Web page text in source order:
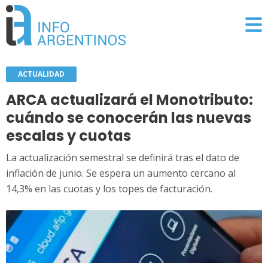
ACTUALIDAD
ARCA actualizará el Monotributo:
cuándo se conocerán las nuevas
escalas y cuotas
La actualización semestral se definirá tras el dato de
inflación de junio. Se espera un aumento cercano al
14,3% en las cuotas y los topes de facturación.